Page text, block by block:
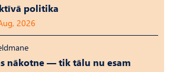
politika
2026
nākotne — tik tālu nu esam